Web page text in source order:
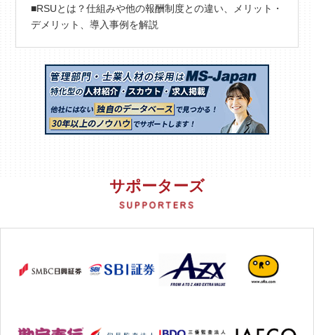
■RSUとは？仕組みや他の報酬制度との違い、メリット・
デメリット、導入事例を解説
サポーターズ